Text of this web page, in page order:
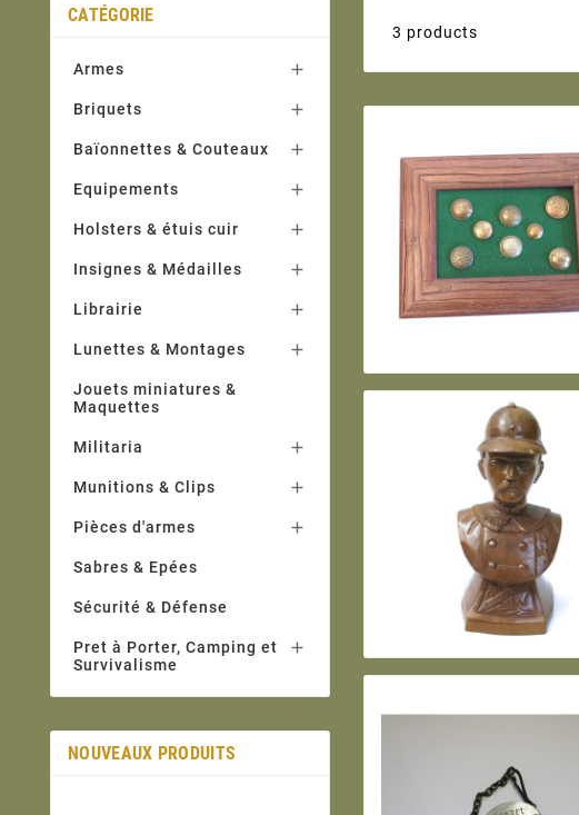
CATÉGORIE
Armes 
Briquets 
Baïonnettes & Couteaux 
Equipements 
Holsters & étuis cuir 
Insignes & Médailles 
Librairie 
Lunettes & Montages 
Jouets miniatures &
Maquettes
Militaria 
Munitions & Clips 
Pièces d'armes 
Sabres & Epées
Sécurité & Défense
Pret à Porter, Camping et
Survivalisme

NOUVEAUX PRODUITS
3 products